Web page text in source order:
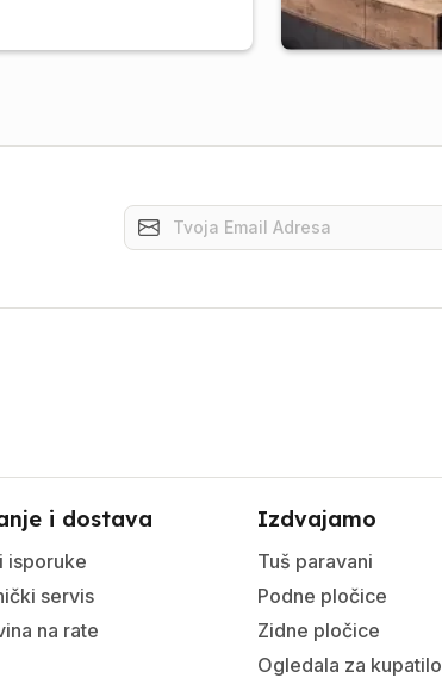
i dostava
isporuke
servis
na rate
Izdvajamo
Tuš paravani
Podne pločice
Zidne pločice
Ogledala za kupatilo